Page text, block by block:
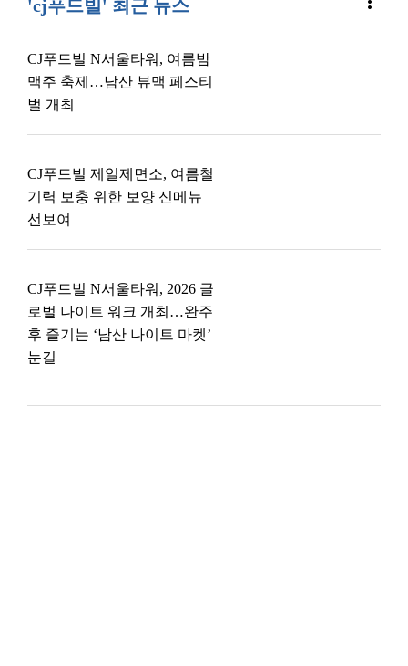
'cj푸드빌' 최근 뉴스
CJ푸드빌 N서울타워, 여름밤
맥주 축제…남산 뷰맥 페스티
벌 개최
CJ푸드빌 제일제면소, 여름철
기력 보충 위한 보양 신메뉴
선보여
CJ푸드빌 N서울타워, 2026 글
로벌 나이트 워크 개최…완주
후 즐기는 ‘남산 나이트 마켓’
눈길